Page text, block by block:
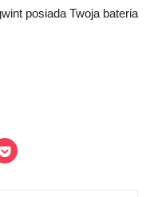
posiada Twoja bateria
Click
to